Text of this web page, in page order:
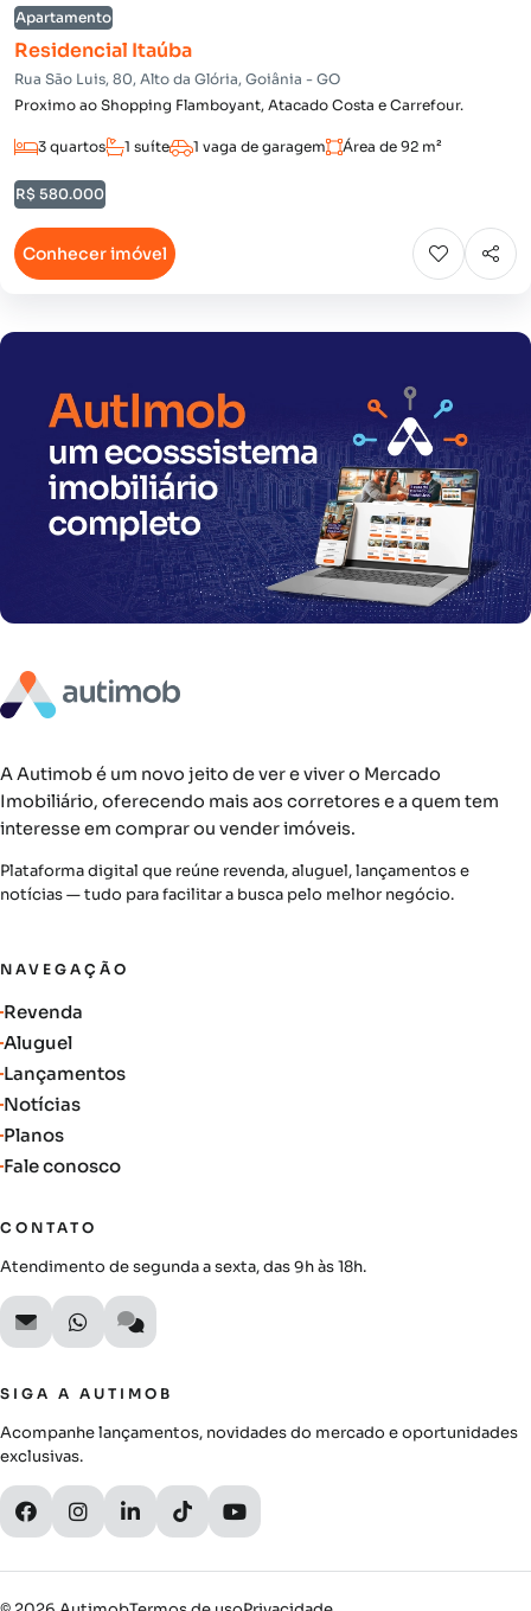
Apartamento
Residencial Itaúba
Rua São Luis, 80, Alto da Glória, Goiânia - GO
Proximo ao Shopping Flamboyant, Atacado Costa e Carrefour.
3 quartos 1 suíte 1 vaga de garagem Área de 92 m²
R$ 580.000
Conhecer imóvel
A Autimob é um novo jeito de ver e viver o Mercado
Imobiliário, oferecendo mais aos corretores e a quem tem
interesse em comprar ou vender imóveis.
Plataforma digital que reúne revenda, aluguel, lançamentos e
notícias — tudo para facilitar a busca pelo melhor negócio.
NAVEGAÇÃO
Revenda
Aluguel
Lançamentos
Notícias
Planos
Fale conosco
CONTATO
Atendimento de segunda a sexta, das 9h às 18h.
SIGA A AUTIMOB
Acompanhe lançamentos, novidades do mercado e oportunidades
exclusivas.